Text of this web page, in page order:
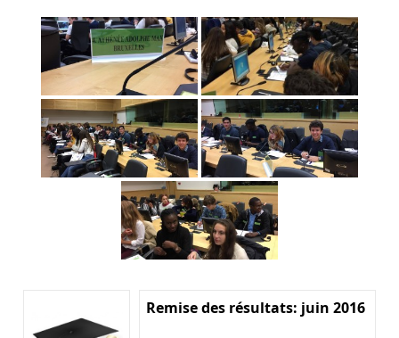
Remise des résultats: juin 2016